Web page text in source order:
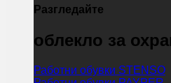
Разгледайте
облекло за
Работни обувки STENSO